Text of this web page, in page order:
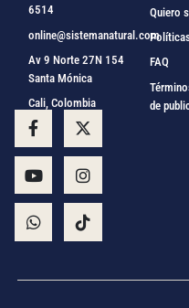
6514
online@sistemanatural.com
Av 9 Norte 27N 154
Santa Mónica
Cali, Colombia
Quiero
FAQ
de